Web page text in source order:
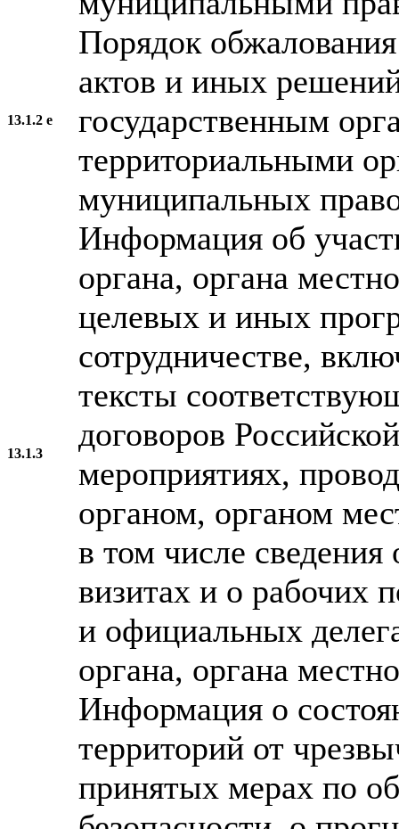
13.1.2 е
Порядок
актов и иных
государственным
территориальными
муниципальных
13.1.3
Информация об
органа, органа
целевых и иных
сотрудничестве,
тексты
договоров
мероприятиях,
органом, органом
в том числе
визитах и о рабочих
и официальных
органа, органа
Информация о
территорий от
принятых мерах по